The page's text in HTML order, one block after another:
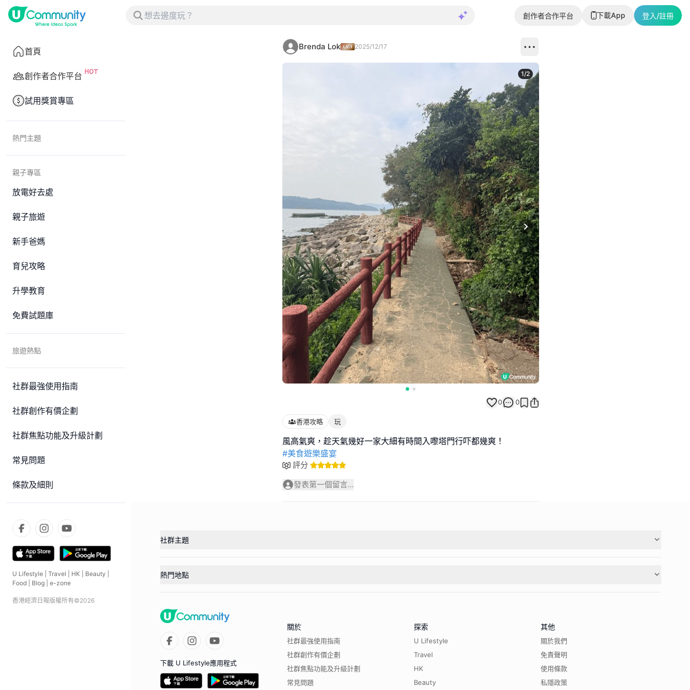
創作者合作平台 下載App 登入/註冊
首頁
創作者合作平台
試用獎賞專區
熱門主題
親子專區
放電好去處
親子旅遊
新手爸媽
育兒攻略
升學教育
免費試題庫
旅遊熱點
社群最強使用指南
社群創作有價企劃
社群焦點功能及升級計劃
常見問題
條款及細則
U Lifestyle Travel HK Beauty
Food
Blog e-zone
香港經濟日報版權所有©2026
Brenda Lok 2025/12/17
Next slide
1/2
0 0
香港攻略 玩
#美食遊樂盛宴
評分
發表第一個留言...
社群主題
熱門地點
下載 U Lifestyle應用程式
關於
社群最強使用指南
社群創作有價企劃
社群焦點功能及升級計劃
常見問題
探索
U Lifestyle
Travel
HK
Beauty
其他
關於我們
免責聲明
使用條款
私隱政策